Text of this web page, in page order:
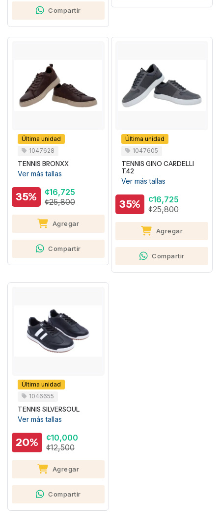
Compartir
Última unidad
1047628
TENNIS BRONXX
Ver más tallas
35%
¢16,725
¢25,800
Agregar
Compartir
Última unidad
1047605
TENNIS GINO CARDELLI
T.42
Ver más tallas
35%
¢16,725
¢25,800
Agregar
Compartir
Última unidad
1046655
TENNIS SILVERSOUL
Ver más tallas
20%
¢10,000
¢12,500
Agregar
Compartir